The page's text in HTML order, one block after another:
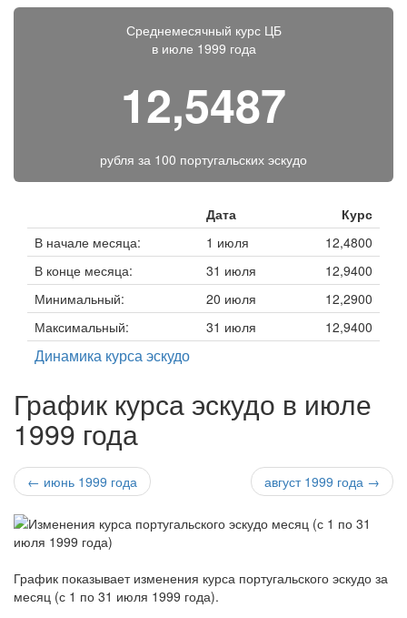
Среднемесячный курс ЦБ
в июле 1999 года
12,5487
рубля за 100 португальских эскудо
Дата
Курс
В начале месяца:
1 июля
12,4800
В конце месяца:
31 июля
12,9400
Минимальный:
20 июля
12,2900
Максимальный:
31 июля 12,9400
Динамика курса эскудо
График курса эскудо в июле
1999 года
← июнь 1999 года август 1999 года →
График показывает изменения курса португальского эскудо за
месяц (с 1 по 31 июля 1999 года).